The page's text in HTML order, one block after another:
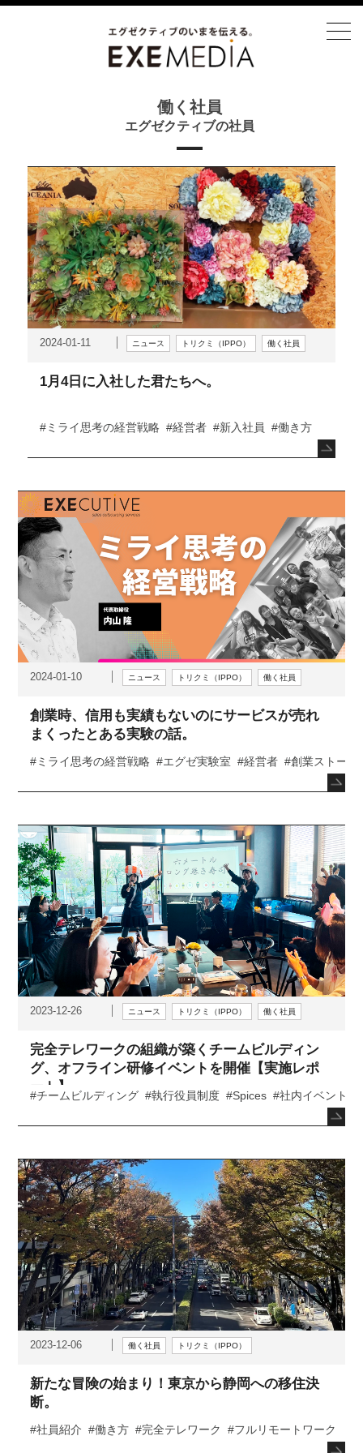
働く社員
エグゼクティブの社員
2024-01-11 ニュース トリクミ（IPPO） 働く社員
1月4日に入社した君たちへ。
#ミライ思考の経営戦略 #経営者 #新入社員 #働き方
2024-01-10 ニュース トリクミ（IPPO） 働く社員
創業時、信用も実績もないのにサービスが売れ
まくったとある実験の話。
#ミライ思考の経営戦略 #エグゼ実験室 #経営者 #創業ストーリ
2023-12-26 ニュース トリクミ（IPPO） 働く社員
完全テレワークの組織が築くチームビルディン
グ、オフライン研修イベントを開催【実施レポ
ート】
#チームビルディング #執行役員制度 #Spices #社内イベント
2023-12-06 働く社員 トリクミ（IPPO）
新たな冒険の始まり！東京から静岡への移住決
断。
#社員紹介 #働き方 #完全テレワーク #フルリモートワーク